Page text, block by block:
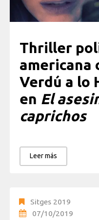
Thriller
americana
Verdú a lo
en El
caprichos
Leer más
Sitges 2019
07/10/2019